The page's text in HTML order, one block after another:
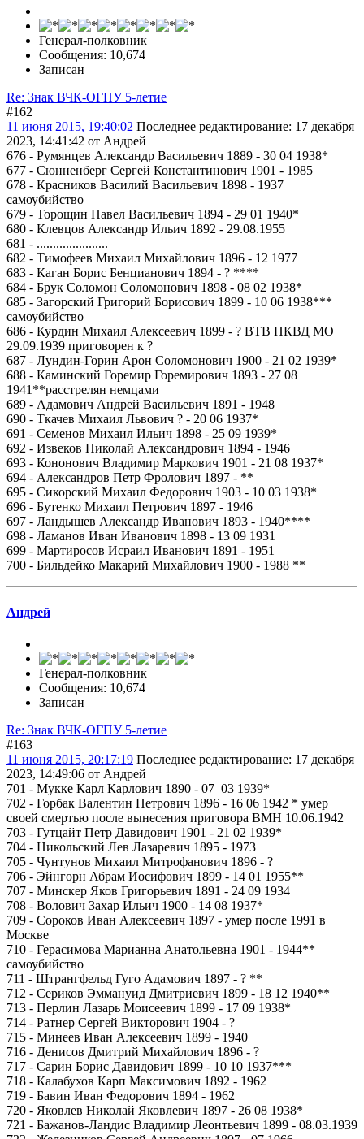
Генерал-полковник
Сообщения: 10,674
Записан
Re: Знак ВЧК-ОГПУ 5-летие
#162
11 июня 2015, 19:40:02 Последнее редактирование: 17 декабря
2023, 14:41:42 от Андрей
676 - Румянцев Александр Васильевич 1889 - 30 04 1938*
677 - Сюнненберг Сергей Константинович 1901 - 1985
678 - Красников Василий Васильевич 1898 - 1937
самоубийство
679 - Торощин Павел Васильевич 1894 - 29 01 1940*
680 - Клевцов Александр Ильич 1892 - 29.08.1955
681 - ......................
682 - Тимофеев Михаил Михайлович 1896 - 12 1977
683 - Каган Борис Бенцианович 1894 - ? ****
684 - Брук Соломон Соломонович 1898 - 08 02 1938*
685 - Загорский Григорий Борисович 1899 - 10 06 1938***
самоубийство
686 - Курдин Михаил Алексеевич 1899 - ? ВТВ НКВД МО
29.09.1939 приговорен к ?
687 - Лундин-Горин Арон Соломонович 1900 - 21 02 1939*
688 - Каминский Горемир Горемирович 1893 - 27 08
1941**расстрелян немцами
689 - Адамович Андрей Васильевич 1891 - 1948
690 - Ткачев Михаил Львович ? - 20 06 1937*
691 - Семенов Михаил Ильич 1898 - 25 09 1939*
692 - Извеков Николай Александрович 1894 - 1946
693 - Кононович Владимир Маркович 1901 - 21 08 1937*
694 - Александров Петр Фролович 1897 - **
695 - Сикорский Михаил Федорович 1903 - 10 03 1938*
696 - Бутенко Михаил Петрович 1897 - 1946
697 - Ландышев Александр Иванович 1893 - 1940****
698 - Ламанов Иван Иванович 1898 - 13 09 1931
699 - Мартиросов Исраил Иванович 1891 - 1951
700 - Бильдейко Макарий Михайлович 1900 - 1988 **
Андрей
Генерал-полковник
Сообщения: 10,674
Записан
Re: Знак ВЧК-ОГПУ 5-летие
#163
11 июня 2015, 20:17:19 Последнее редактирование: 17 декабря
2023, 14:49:06 от Андрей
701 - Мукке Карл Карлович 1890 - 07 03 1939*
702 - Горбак Валентин Петрович 1896 - 16 06 1942 * умер
своей смертью после вынесения приговора ВМН 10.06.1942
703 - Гутцайт Петр Давидович 1901 - 21 02 1939*
704 - Никольский Лев Лазаревич 1895 - 1973
705 - Чунтунов Михаил Митрофанович 1896 - ?
706 - Эйнгорн Абрам Иосифович 1899 - 14 01 1955**
707 - Минскер Яков Григорьевич 1891 - 24 09 1934
708 - Волович Захар Ильич 1900 - 14 08 1937*
709 - Сороков Иван Алексеевич 1897 - умер после 1991 в
Москве
710 - Герасимова Марианна Анатольевна 1901 - 1944**
самоубийство
711 - Штрангфельд Гуго Адамович 1897 - ? **
712 - Сериков Эммануид Дмитриевич 1899 - 18 12 1940**
713 - Перлин Лазарь Моисеевич 1899 - 17 09 1938*
714 - Ратнер Сергей Викторович 1904 - ?
715 - Минеев Иван Алексеевич 1899 - 1940
716 - Денисов Дмитрий Михайлович 1896 - ?
717 - Сарин Борис Давидович 1899 - 10 10 1937***
718 - Калабухов Карп Максимович 1892 - 1962
719 - Бавин Иван Федорович 1894 - 1962
720 - Яковлев Николай Яковлевич 1897 - 26 08 1938*
721 - Бажанов-Ландис Владимир Леонтьевич 1899 - 08.03.1939